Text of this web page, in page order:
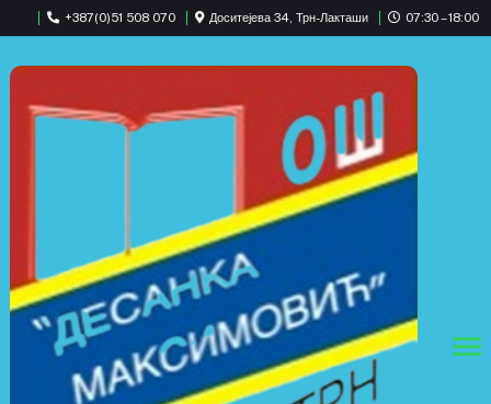
+387(0)51 508 070 Доситејева 34, Трн-Лакташи 07:30 – 18:00